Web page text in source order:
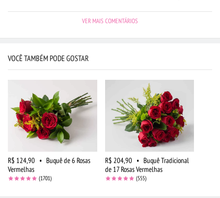
VER MAIS COMENTÁRIOS
VOCÊ TAMBÉM PODE GOSTAR
R$ 124,90 • Buquê de 6 Rosas
Vermelhas
(1701)
R$ 204,90 • Buquê Tradicional
de 17 Rosas Vermelhas
(555)